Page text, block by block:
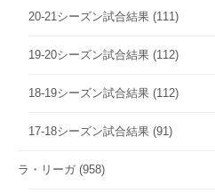
20-21シーズン試合結果 (111)
19-20シーズン試合結果 (112)
18-19シーズン試合結果 (112)
17-18シーズン試合結果 (91)
ラ・リーガ (958)